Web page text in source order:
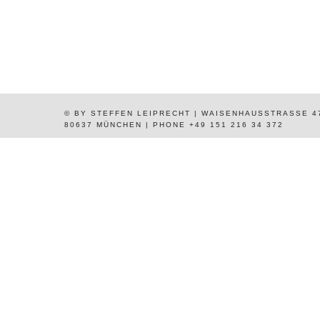
© BY STEFFEN LEIPRECHT | WAISENHAUSSTRASSE 47
80637 MÜNCHEN | PHONE +49 151 216 34 372